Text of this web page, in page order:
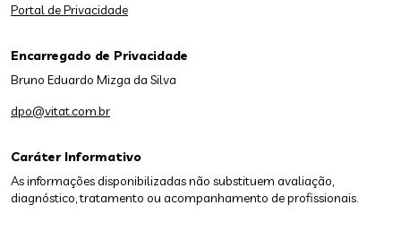
Caráter Informativo
As informações disponibilizadas não substituem avaliação,
diagnóstico, tratamento ou acompanhamento de profissionais.
Portal de Privacidade
Encarregado de Privacidade
Bruno Eduardo Mizga da Silva
dpo@vitat.com.br